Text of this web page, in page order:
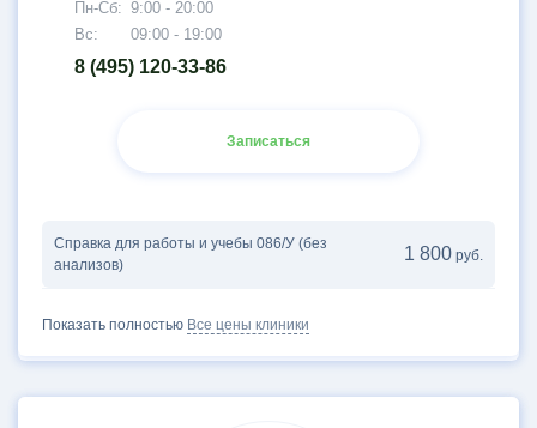
Пн-Сб: 9:00 - 20:00
Вс:
09:00 - 19:00
8 (495) 120-33-86
Записаться
Справка для работы и учебы 086/У (без
анализов)
1 800 руб.
Показать полностью Все цены клиники